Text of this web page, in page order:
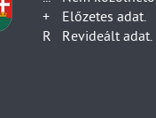
Postai
Berendezés-
2001)
Áthelyezési
+
Előzetes adat.
R
Revideált adat.